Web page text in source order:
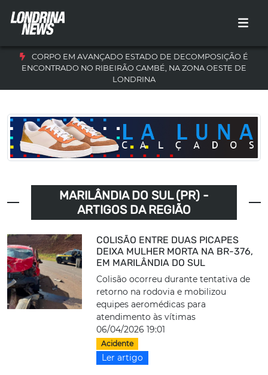
CORPO EM AVANÇADO ESTADO DE DECOMPOSIÇÃO É
ENCONTRADO NO RIBEIRÃO CAMBÉ, NA ZONA OESTE DE
LONDRINA
MARILÂNDIA DO SUL (PR) -
ARTIGOS DA REGIÃO
COLISÃO ENTRE DUAS PICAPES
DEIXA MULHER MORTA NA BR-376,
EM MARILÂNDIA DO SUL
Colisão ocorreu durante tentativa de
retorno na rodovia e mobilizou
equipes aeromédicas para
atendimento às vítimas
06/04/2026 19:01
Acidente
Ler artigo